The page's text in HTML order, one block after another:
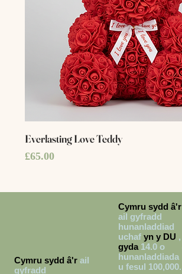
Everlasting Love Teddy
Price
£65.00
Cymru sydd â'r
ail gyfradd
hunanladdiad
uchaf yn y DU ,
gyda 14.0 o
hunanladdiada
u fesul 100,000.
Cymru sydd â'rail
gyfradd